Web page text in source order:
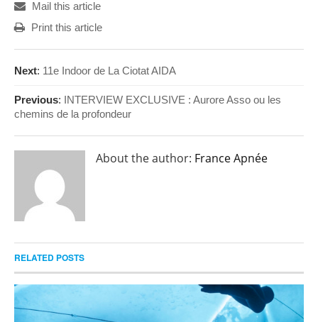
Mail this article
Print this article
Next: 11e Indoor de La Ciotat AIDA
Previous: INTERVIEW EXCLUSIVE : Aurore Asso ou les
chemins de la profondeur
About the author: France Apnée
RELATED POSTS